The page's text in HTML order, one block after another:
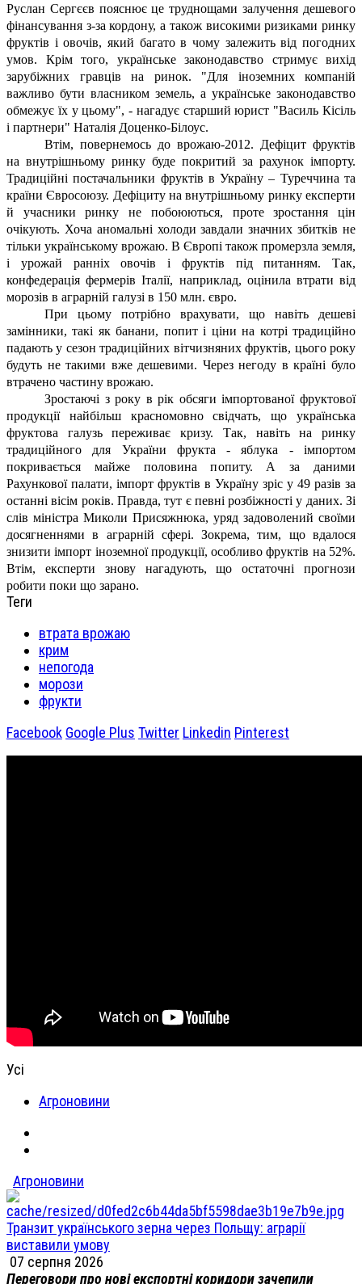
Руслан Сергєєв пояснює це труднощами залучення дешевого
фінансування з-за кордону, а також високими ризиками ринку
фруктів і овочів, який багато в чому залежить від погодних
умов. Крім того, українське законодавство стримує вихід
зарубіжних гравців на ринок. "Для іноземних компаній
важливо бути власником земель, а українське законодавство
обмежує їх у цьому", - нагадує старший юрист "Василь Кісіль
і партнери" Наталія Доценко-Білоус.
Втім, повернемось до врожаю-2012. Дефіцит фруктів
на внутрішньому ринку буде покритий за рахунок імпорту.
Традиційні постачальники фруктів в Україну – Туреччина та
країни Євросоюзу. Дефіциту на внутрішньому ринку експерти
й учасники ринку не побоюються, проте зростання цін
очікують. Хоча аномальні холоди завдали значних збитків не
тільки українському врожаю. В Європі також промерзла земля,
і урожай ранніх овочів і фруктів під питанням. Так,
конфедерація фермерів Італії, наприклад, оцінила втрати від
морозів в аграрній галузі в 150 млн. євро.
При цьому потрібно врахувати, що навіть дешеві
замінники, такі як банани, попит і ціни на котрі традиційно
падають у сезон традиційних вітчизняних фруктів, цього року
будуть не такими вже дешевими. Через негоду в країні було
втрачено частину врожаю.
Зростаючі з року в рік обсяги імпортованої фруктової
продукції найбільш красномовно свідчать, що українська
фруктова галузь переживає кризу. Так, навіть на ринку
традиційного для України фрукта - яблука - імпортом
покривається майже половина попиту. А за даними
Рахункової палати, імпорт фруктів в Україну зріс у 49 разів за
останні вісім років. Правда, тут є певні розбіжності у даних. Зі
слів міністра Миколи Присяжнюка, уряд задоволений своїми
досягненнями в аграрній сфері. Зокрема, тим, що вдалося
знизити імпорт іноземної продукції, особливо фруктів на 52%.
Втім, експерти знову нагадують, що остаточні прогнози
робити поки що зарано.
Теги
втрата врожаю
крим
непогода
морози
фрукти
Facebook Google Plus Twitter Linkedin Pinterest
Усі
Агроновини
Агроновини
Транзит українського зерна через Польщу: аграрії
виставили умову
07 серпня 2026
Переговори про нові експортні коридори зачепили